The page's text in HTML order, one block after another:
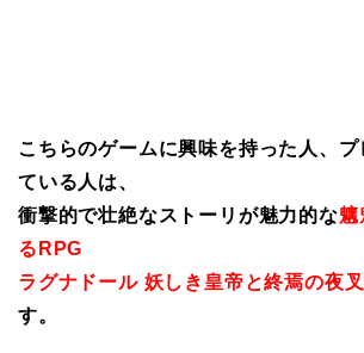
こちらのゲームに興味を持った人、プ
ている人は、
衝撃的で壮絶なストーリが魅力的な魑
るRPG
ラグナドール 妖しき皇帝と終焉の夜
す。